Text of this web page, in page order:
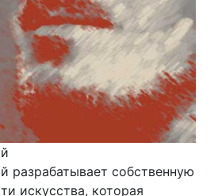
разрабатывает собственную
искусства, которая